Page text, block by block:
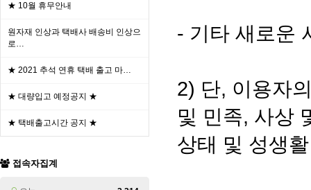
★ 10월 휴무안내
원자재 인상과 택배사 배송비 인상으
로…
★ 2021 추석 연휴 택배 출고 마…
★ 대량입고 예정공지 ★
★ 택배출고시간 공지 ★
접속자집계
- 기타 새로운
2) 단, 이용자
및 민족, 사상
상태 및 성생